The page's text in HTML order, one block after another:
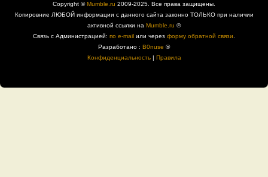
Copyright ©Mumble.ru 2009-2025. Все права защищены.
Копировние ЛЮБОЙ информации с данного сайта законно ТОЛЬКО при наличии
активной ссылки на Mumble.ru ®
Связь с Администрацией: по e-mail или через форму обратной связи
Разработано : B0nuse ®
Конфиденциальность| Правила